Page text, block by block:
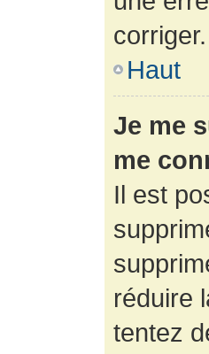
corriger.
Haut
Je me
me
Il est
réduire
tentez